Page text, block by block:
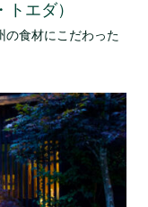
エダ）
の食材にこだわった